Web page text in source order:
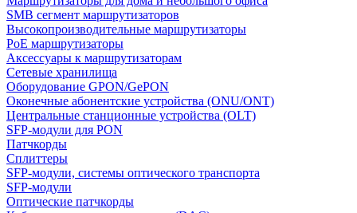
SMB сегмент маршрутизаторов
Высокопроизводительные маршрутизаторы
PoE маршрутизаторы
Аксессуары к маршрутизаторам
Сетевые хранилища
Оборудование GPON/GePON
Оконечные абонентские устройства (ONU/ONT)
Центральные станционные устройства (OLT)
SFP-модули для PON
Патчкорды
Сплиттеры
SFP-модули, системы оптического транспорта
SFP-модули
Оптические патчкорды